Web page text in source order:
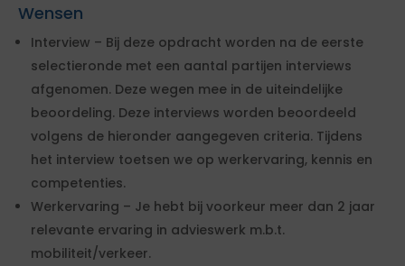
Wensen
Interview – Bij deze opdracht worden na de eerste
selectieronde met een aantal partijen interviews
afgenomen. Deze wegen mee in de uiteindelijke
beoordeling. Deze interviews worden beoordeeld
volgens de hieronder aangegeven criteria. Tijdens
het interview toetsen we op werkervaring, kennis en
competenties.
Werkervaring – Je hebt bij voorkeur meer dan 2 jaar
relevante ervaring in advieswerk m.b.t.
mobiliteit/verkeer.